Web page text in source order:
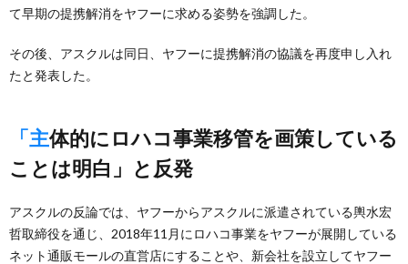
て早期の提携解消をヤフーに求める姿勢を強調した。
その後、アスクルは同日、ヤフーに提携解消の協議を再度申し入れ
たと発表した。
「主体的にロハコ事業移管を画策している
ことは明白」と反発
アスクルの反論では、ヤフーからアスクルに派遣されている輿水宏
哲取締役を通じ、2018年11月にロハコ事業をヤフーが展開している
ネット通販モールの直営店にすることや、新会社を設立してヤフー